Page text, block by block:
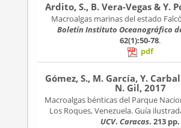
Ardito, S., B. Vera-Vegas & Y.
Macroalgas marinas del estado
Boletín Instituto Oceanográfico
62(1):50-78.
pdf
Gómez, S., M. García, Y.
N. Gil, 2017
Macroalgas bénticas del Parque
Los Roques, Venezuela. Guía
UCV. Caracas. 213 pp.